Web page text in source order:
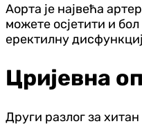
Аорта је највећа
можете осјетити и
еректилну
Цријевна
Други разлог за